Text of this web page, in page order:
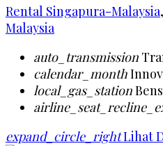
Rental Singapura-Malaysia,
Malaysia
auto_transmission
calendar_month
local_gas_station
expand_circle_rightLihat